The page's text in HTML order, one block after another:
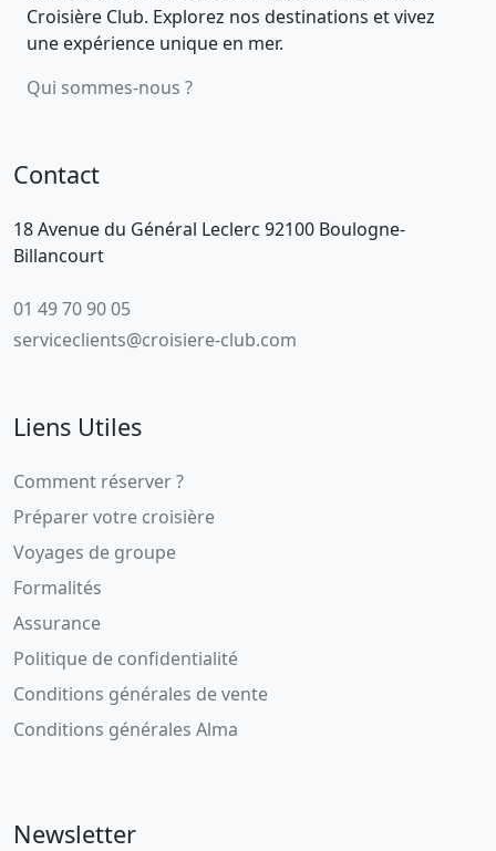
Croisière Club. Explorez nos destinations et vivez
une expérience unique en mer.
Qui sommes-nous ?
Contact
18 Avenue du Général Leclerc 92100 Boulogne-
Billancourt
01 49 70 90 05
serviceclients@croisiere-club.com
Liens Utiles
Comment réserver ?
Préparer votre croisière
Voyages de groupe
Formalités
Assurance
Politique de confidentialité
Conditions générales de vente
Conditions générales Alma
Newsletter